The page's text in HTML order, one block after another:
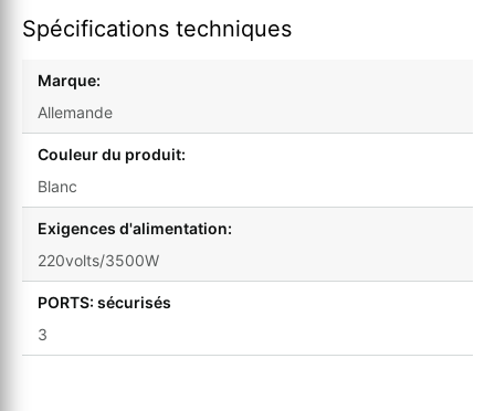
Spécifications techniques
Marque:
Allemande
Couleur du produit:
Blanc
Exigences d'alimentation:
220volts/3500W
PORTS: sécurisés
3